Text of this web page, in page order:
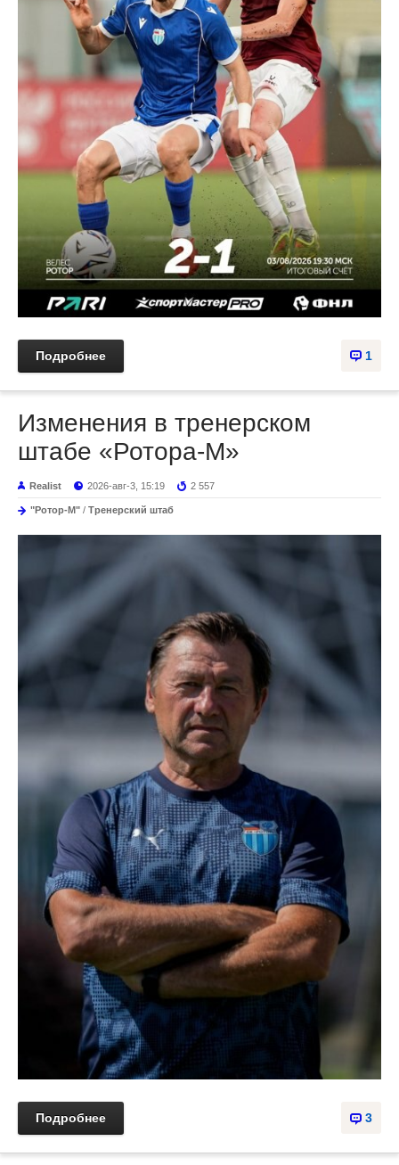
1
Подробнее
Изменения в тренерском
штабе «Ротора-М»
Realist 2026-авг-3, 15:19 2 557
"Ротор-М" / Тренерский штаб
3
Подробнее